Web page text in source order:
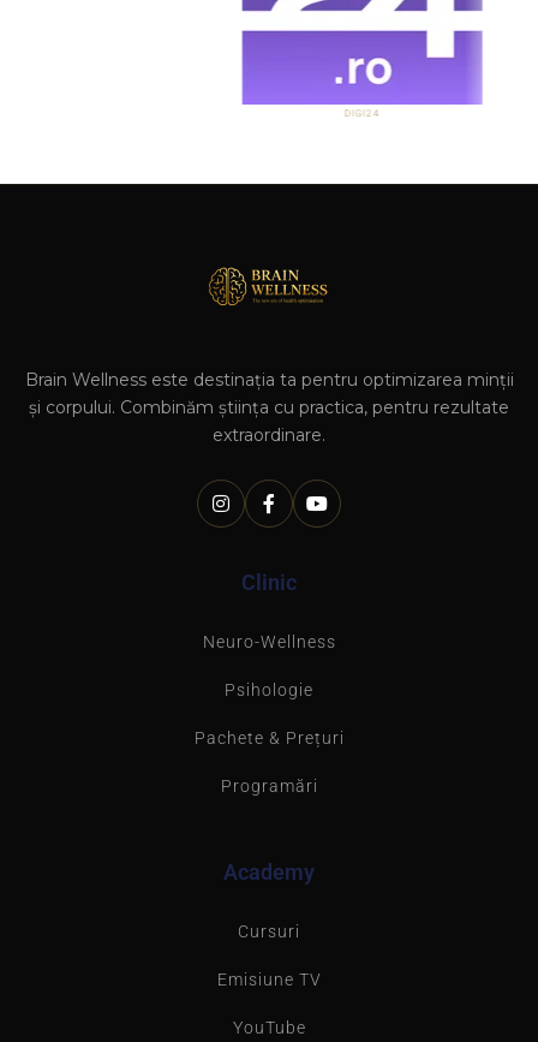
Brain Wellness este destinația ta pentru optimizarea minții
și corpului. Combinăm știința cu practica, pentru rezultate
extraordinare.
Clinic
Neuro-Wellness
Psihologie
Pachete & Prețuri
Programări
Academy
Cursuri
Emisiune TV
YouTube